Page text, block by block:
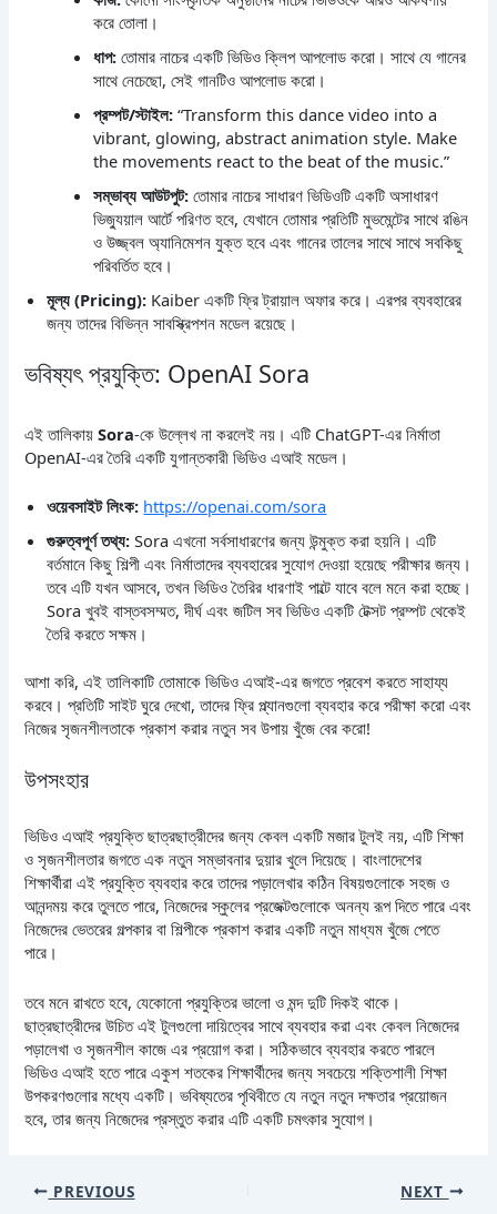
করে তোলা।
ধাপ: তোমার নাচের একটি ভিডিও ক্লিপ আপলোড করো। সাথে যে গানের
সাথে নেচেছো, সেই গানটিও আপলোড করো।
প্রম্পট/স্টাইল: “Transform this dance video into a
vibrant, glowing, abstract animation style. Make
the movements react to the beat of the music.”
সম্ভাব্য আউটপুট: তোমার নাচের সাধারণ ভিডিওটি একটি অসাধারণ
ভিজ্যুয়াল আর্টে পরিণত হবে, যেখানে তোমার প্রতিটি মুভমেন্টের সাথে রঙিন
ও উজ্জ্বল অ্যানিমেশন যুক্ত হবে এবং গানের তালের সাথে সাথে সবকিছু
পরিবর্তিত হবে।
মূল্য (Pricing): Kaiber একটি ফ্রি ট্রায়াল অফার করে। এরপর ব্যবহারের
জন্য তাদের বিভিন্ন সাবস্ক্রিপশন মডেল রয়েছে।
ভবিষ্যৎ প্রযুক্তি: OpenAI Sora
এই তালিকায়Sora-কে উল্লেখ না করলেই নয়। এটি ChatGPT-এর নির্মাতা
OpenAI-এর তৈরি একটি যুগান্তকারী ভিডিও এআই মডেল।
ওয়েবসাইট লিংক: https://openai.com/sora
গুরুত্বপূর্ণ তথ্য: Sora এখনো সর্বসাধারণের জন্য উন্মুক্ত করা হয়নি। এটি
বর্তমানে কিছু শিল্পী এবং নির্মাতাদের ব্যবহারের সুযোগ দেওয়া হয়েছে পরীক্ষার জন্য।
তবে এটি যখন আসবে, তখন ভিডিও তৈরির ধারণাই পাল্টে যাবে বলে মনে করা হচ্ছে।
Sora খুবই বাস্তবসম্মত, দীর্ঘ এবং জটিল সব ভিডিও একটি টেক্সট প্রম্পট থেকেই
তৈরি করতে সক্ষম।
আশা করি, এই তালিকাটি তোমাকে ভিডিও এআই-এর জগতে প্রবেশ করতে সাহায্য
করবে। প্রতিটি সাইট ঘুরে দেখো, তাদের ফ্রি প্ল্যানগুলো ব্যবহার করে পরীক্ষা করো এবং
নিজের সৃজনশীলতাকে প্রকাশ করার নতুন সব উপায় খুঁজে বের করো!
উপসংহার
ভিডিও এআই প্রযুক্তি ছাত্রছাত্রীদের জন্য কেবল একটি মজার টুলই নয়, এটি শিক্ষা
ও সৃজনশীলতার জগতে এক নতুন সম্ভাবনার দুয়ার খুলে দিয়েছে। বাংলাদেশের
শিক্ষার্থীরা এই প্রযুক্তি ব্যবহার করে তাদের পড়ালেখার কঠিন বিষয়গুলোকে সহজ ও
আনন্দময় করে তুলতে পারে, নিজেদের স্কুলের প্রজেক্টগুলোকে অনন্য রূপ দিতে পারে এবং
নিজেদের ভেতরের গল্পকার বা শিল্পীকে প্রকাশ করার একটি নতুন মাধ্যম খুঁজে পেতে
পারে।
তবে মনে রাখতে হবে, যেকোনো প্রযুক্তির ভালো ও মন্দ দুটি দিকই থাকে।
ছাত্রছাত্রীদের উচিত এই টুলগুলো দায়িত্বের সাথে ব্যবহার করা এবং কেবল নিজেদের
পড়ালেখা ও সৃজনশীল কাজে এর প্রয়োগ করা। সঠিকভাবে ব্যবহার করতে পারলে
ভিডিও এআই হতে পারে একুশ শতকের শিক্ষার্থীদের জন্য সবচেয়ে শক্তিশালী শিক্ষা
উপকরণগুলোর মধ্যে একটি। ভবিষ্যতের পৃথিবীতে যে নতুন নতুন দক্ষতার প্রয়োজন
হবে, তার জন্য নিজেদের প্রস্তুত করার এটি একটি চমৎকার সুযোগ।
PREVIOUS NEXT